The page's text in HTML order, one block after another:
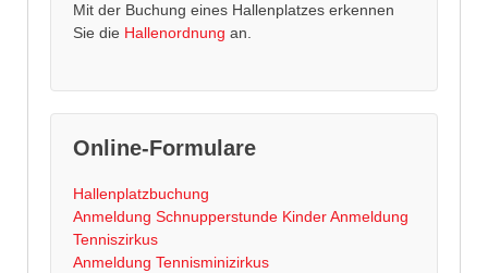
Mit der Buchung eines Hallenplatzes erkennen
Sie die Hallenordnung an.
Online-Formulare
Hallenplatzbuchung
Anmeldung Schnupperstunde KinderAnmeldung
Tenniszirkus
Anmeldung Tennisminizirkus